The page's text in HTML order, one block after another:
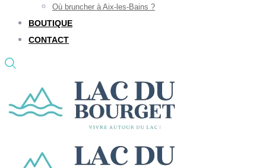
Où bruncher à Aix-les-Bains ?
BOUTIQUE
CONTACT